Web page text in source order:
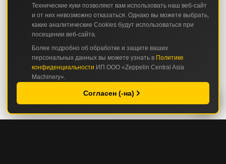
Технические куки позволяют вам использовать наш веб-сайт
и от них невозможно отказаться. Однако вы можете выбрать,
какие аналитические Cookies будут использоваться при
посещении веб-сайта.
Более подробно об обработке и защите ваших
персональных данных вы можете узнать в Политике
конфиденциальности ИП ООО «Zeppelin Central Asia
Machinery».
Согласен (-на)